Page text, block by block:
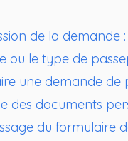
de la demande :
ou le type de
une demande de
des documents
du formulaire